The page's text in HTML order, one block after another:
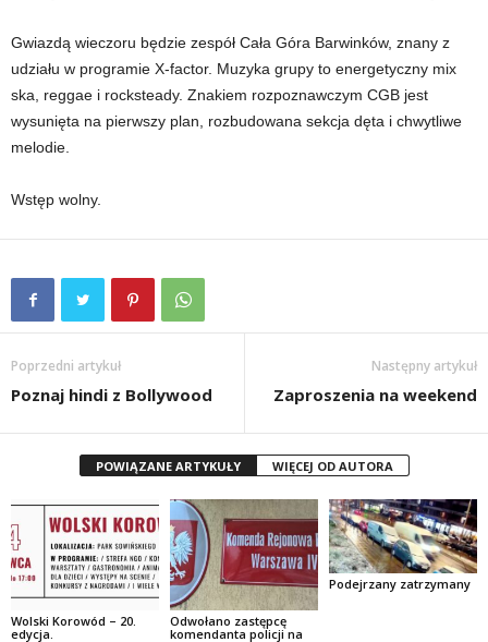
Gwiazdą wieczoru będzie zespół Cała Góra Barwinków, znany z
udziału w programie X-factor. Muzyka grupy to energetyczny mix
ska, reggae i rocksteady. Znakiem rozpoznawczym CGB jest
wysunięta na pierwszy plan, rozbudowana sekcja dęta i chwytliwe
melodie.
Wstęp wolny.
Poprzedni artykuł
Poznaj hindi z Bollywood
Następny artykuł
Zaproszenia na weekend
POWIĄZANE ARTYKUŁY WIĘCEJ OD AUTORA
Wolski Korowód – 20.
edycja.
Odwołano zastępcę
komendanta policji na
Podejrzany zatrzymany